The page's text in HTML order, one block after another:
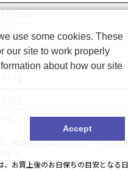
810kcal
13.1g
62.4g
、特定原材料8品目に加え、特定原材
お買上後のお日保ちの目安となる
use some cookies. These
our site to work properly
about how our site
Accept